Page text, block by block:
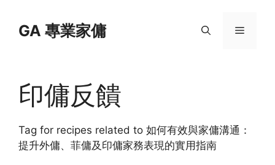
contentGA 專業家傭 Menu
印傭反饋
Tag for recipes related to 如何有效與家傭溝通：
提升外傭、菲傭及印傭家務表現的實用指南